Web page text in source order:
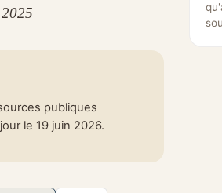
publiques
le 19 juin 2026.